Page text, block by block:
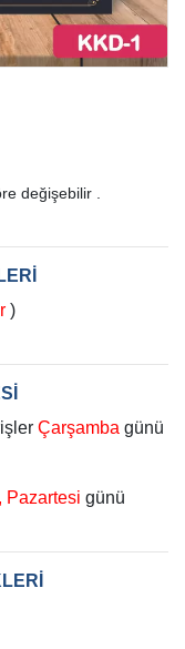
değişebilir .
)
Çarşamba günü
Pazartesi günü